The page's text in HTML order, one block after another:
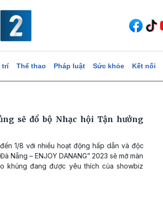
trí Thể thao Pháp luật Sức khỏe Kết nối
sẽ đổ bộ Nhạc hội Tận hưởng
1/8 với nhiều hoạt động hấp dẫn và độc
Nẵng – ENJOY DANANG” 2023 sẽ mở màn
khủng đang được yêu thích của showbiz